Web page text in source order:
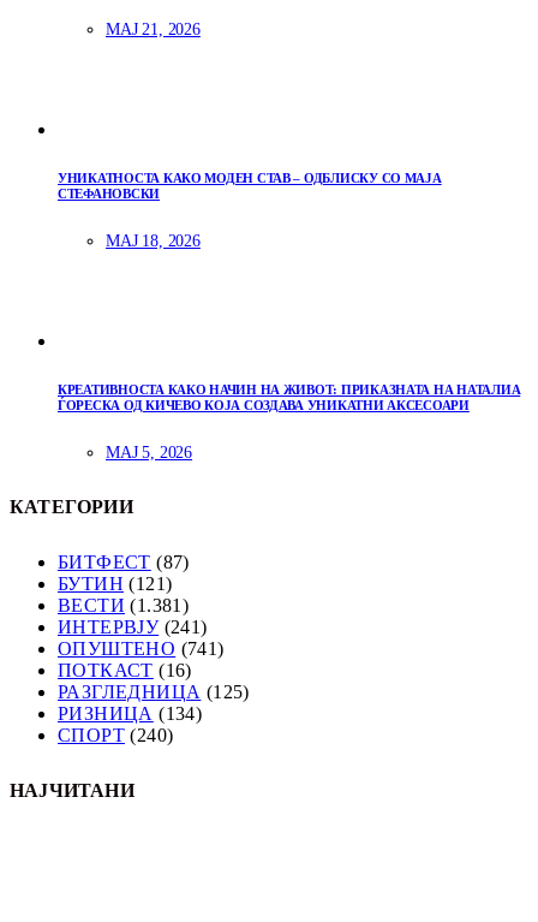
МАЈ 21, 2026
УНИКАТНОСТА КАКО МОДЕН СТАВ – ОДБЛИСКУ СО МАЈА
СТЕФАНОВСКИ
МАЈ 18, 2026
КРЕАТИВНОСТА КАКО НАЧИН НА ЖИВОТ: ПРИКАЗНАТА НА НАТАЛИА
ЃОРЕСКА ОД КИЧЕВО КОЈА СОЗДАВА УНИКАТНИ АКСЕСОАРИ
МАЈ 5, 2026
КАТЕГОРИИ
БИТФЕСТ (87)
БУТИН (121)
ВЕСТИ (1.381)
ИНТЕРВЈУ(241)
ОПУШТЕНО (741)
ПОТКАСТ (16)
РАЗГЛЕДНИЦА (125)
РИЗНИЦА (134)
СПОРТ (240)
НАЈЧИТАНИ